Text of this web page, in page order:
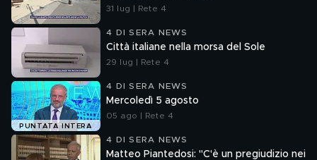
31 lug | Rete 4
4 DI SERA NEWS
Città italiane nella morsa del Sole
29 lug | Rete 4
PUNTATA INTERA
4 DI SERA NEWS
Mercoledì 5 agosto
05 ago | Rete 4
4 DI SERA NEWS
Matteo Piantedosi: "C'è un pregiudizio nei